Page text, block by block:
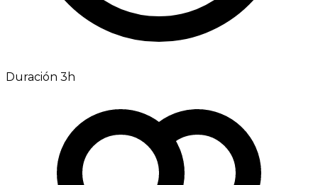
Duración 3h